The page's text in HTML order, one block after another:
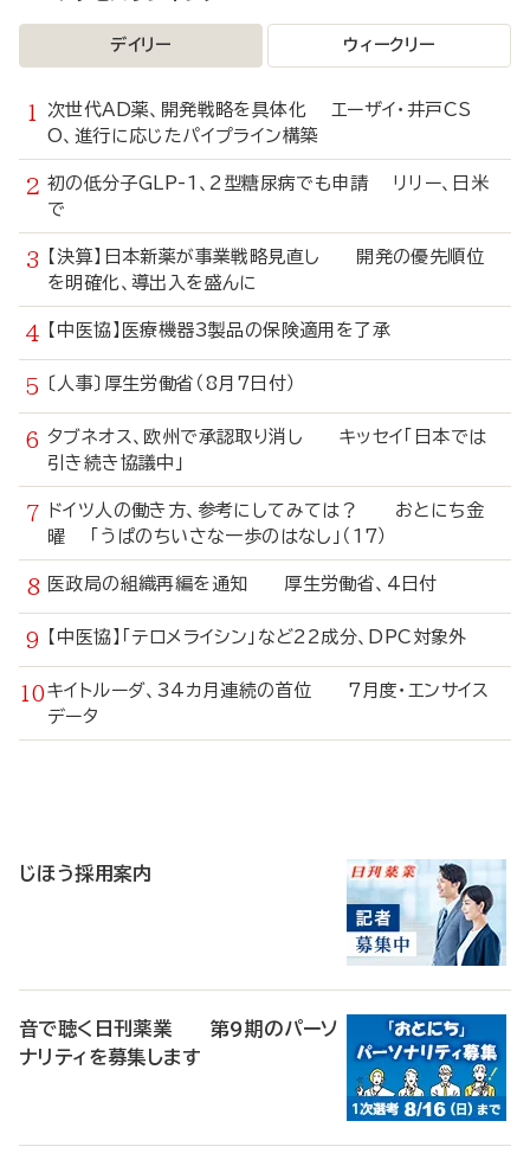
デイリー ウィークリー
次世代AD薬、開発戦略を具体化 エーザイ・井戸CS
O、進行に応じたパイプライン構築
初の低分子GLP-1、2型糖尿病でも申請 リリー、日米
で
【決算】日本新薬が事業戦略見直し 開発の優先順位
を明確化、導出入を盛んに
【中医協】医療機器3製品の保険適用を了承
〔人事〕厚生労働省（8月7日付）
タブネオス、欧州で承認取り消し キッセイ「日本では
引き続き協議中」
ドイツ人の働き方、参考にしてみては？ おとにち金
曜 「うぱのちいさな一歩のはなし」（17）
医政局の組織再編を通知 厚生労働省、4日付
【中医協】「テロメライシン」など22成分、DPC対象外
キイトルーダ、34カ月連続の首位 7月度・エンサイス
データ
じほう採用案内
音で聴く日刊薬業 第9期のパーソ
ナリティを募集します